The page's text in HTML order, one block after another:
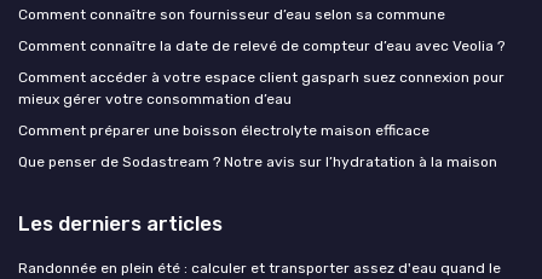
Comment connaître son fournisseur d’eau selon sa commune
Comment connaître la date de relevé de compteur d’eau avec Veolia ?
Comment accéder à votre espace client gasparh suez connexion pour
mieux gérer votre consommation d’eau
Comment préparer une boisson électrolyte maison efficace
Que penser de Sodastream ? Notre avis sur l’hydratation à la maison
Les derniers articles
Randonnée en plein été : calculer et transporter assez d'eau quand le